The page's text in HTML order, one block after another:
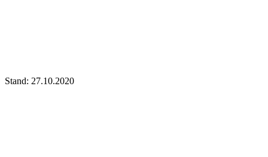
Stand: 27.10.2020